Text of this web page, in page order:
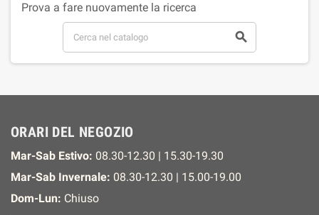
Prova a fare nuovamente la ricerca

ORARI DEL NEGOZIO
Mar-Sab Estivo: 08.30-12.30 | 15.30-19.30
Mar-Sab Invernale: 08.30-12.30 | 15.00-19.00
Dom-Lun: Chiuso